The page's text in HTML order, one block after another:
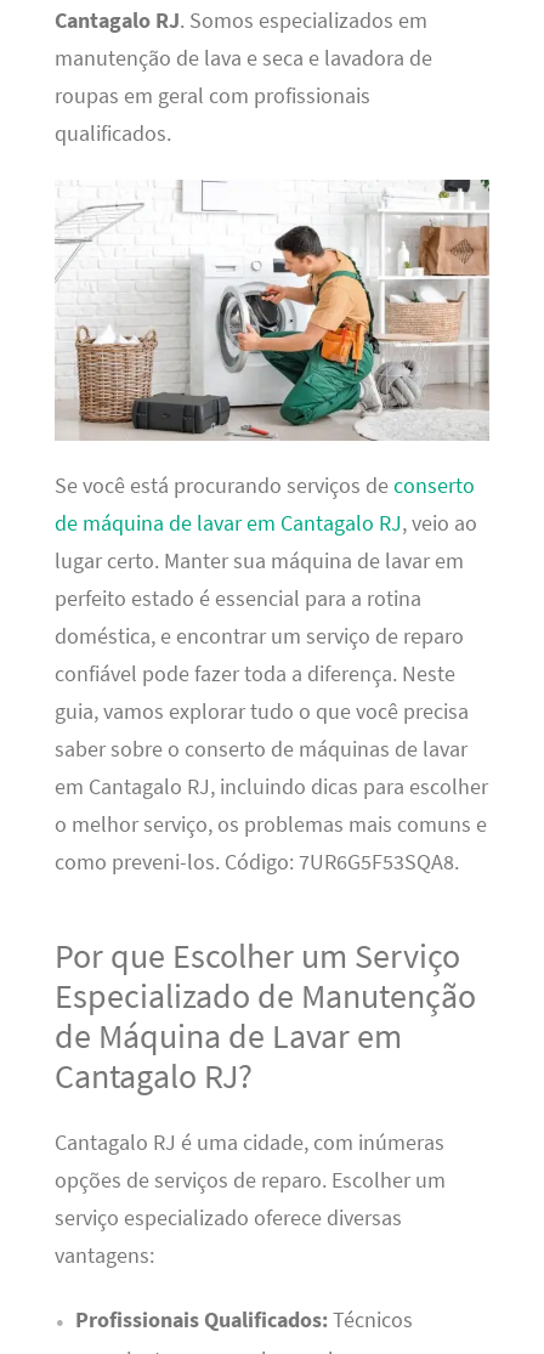
Cantagalo RJ. Somos especializados em
manutenção de lava e seca e lavadora de
roupas em geral com profissionais
qualificados.
Se você está procurando serviços deconserto
de máquina de lavar em Cantagalo RJ, veio ao
lugar certo. Manter sua máquina de lavar em
perfeito estado é essencial para a rotina
doméstica, e encontrar um serviço de reparo
confiável pode fazer toda a diferença. Neste
guia, vamos explorar tudo o que você precisa
saber sobre o conserto de máquinas de lavar
em Cantagalo RJ, incluindo dicas para escolher
o melhor serviço, os problemas mais comuns e
como preveni-los. Código: 7UR6G5F53SQA8.
Por que Escolher um Serviço
Especializado de Manutenção
de Máquina de Lavar em
Cantagalo RJ?
Cantagalo RJ é uma cidade, com inúmeras
opções de serviços de reparo. Escolher um
serviço especializado oferece diversas
vantagens:
Profissionais Qualificados:Técnicos